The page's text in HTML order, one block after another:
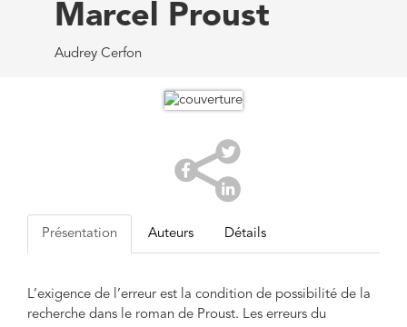
Marcel Proust
Audrey Cerfon
Présentation Auteurs Détails
L’exigence de l’erreur est la condition de possibilité de la
recherche dans le roman de Proust. Les erreurs du